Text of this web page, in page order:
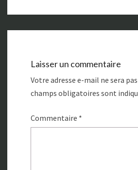
Laisser un commentaire
Votre adresse e-mail ne sera
champs obligatoires sont
Commentaire *